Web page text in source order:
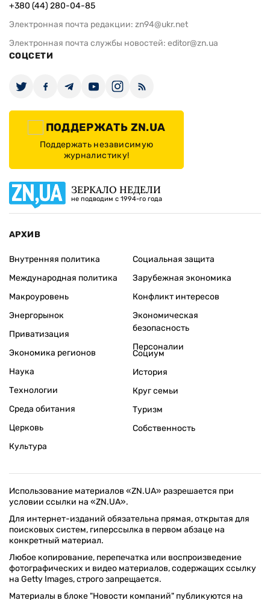
+380 (44) 280-04-85
Электронная почта редакции: zn94@ukr.net
Электронная почта службы новостей: editor@zn.ua
СОЦСЕТИ
ПОДДЕРЖАТЬ ZN.UA
Поддержать независимую
журналистику!
ЗЕРКАЛО НЕДЕЛИ
не подводим с 1994-го года
АРХИВ
Внутренняя политика
Международная политика
Макроуровень
Энергорынок
Приватизация
Экономика регионов
Социальная защита
Зарубежная экономика
Конфликт интересов
Экономическая
безопасность
Персоналии
Наука
Технологии
Среда обитания
Церковь
Культура
Социум
История
Круг семьи
Туризм
Собственность
Использование материалов «ZN.UA» разрешается при
условии ссылки на «ZN.UA».
Для интернет-изданий обязательна прямая, открытая для
поисковых систем, гиперссылка в первом абзаце на
конкретный материал.
Любое копирование, перепечатка или воспроизведение
фотографических и видео материалов, содержащих ссылку
на Getty Images, строго запрещается.
Материалы в блоке "Новости компаний" публикуются на